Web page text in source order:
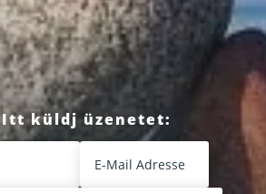
Itt küldj üzenetet: